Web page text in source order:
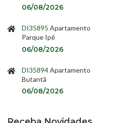
06/08/2026
DI35895 Apartamento
Parque Ipê
06/08/2026
DI35894Apartamento
Butantã
06/08/2026